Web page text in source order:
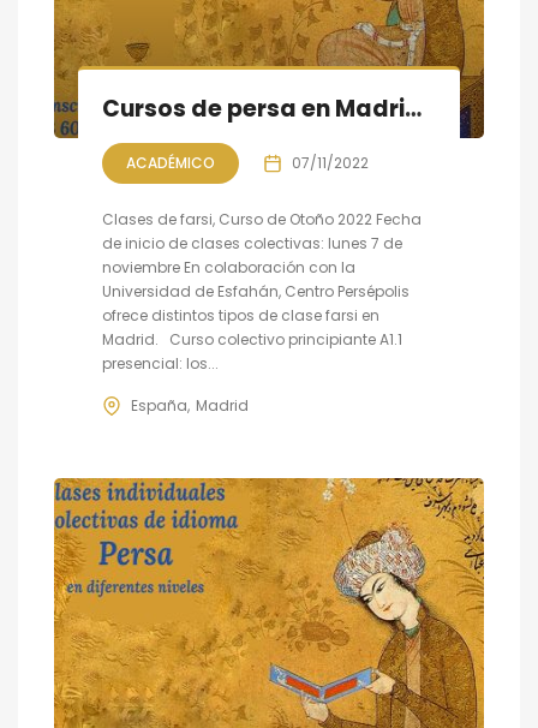
Cursos de persa en Madrid, Otoño 2022, clases colectivas, individuales y online
ACADÉMICO 07/11/2022
Clases de farsi, Curso de Otoño 2022 Fecha
de inicio de clases colectivas: lunes 7 de
noviembre En colaboración con la
Universidad de Esfahán, Centro Persépolis
ofrece distintos tipos de clase farsi en
Madrid. Curso colectivo principiante A1.1
presencial: los...
España Madrid